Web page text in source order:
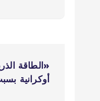
ص
«الطاقة
أوكرانية